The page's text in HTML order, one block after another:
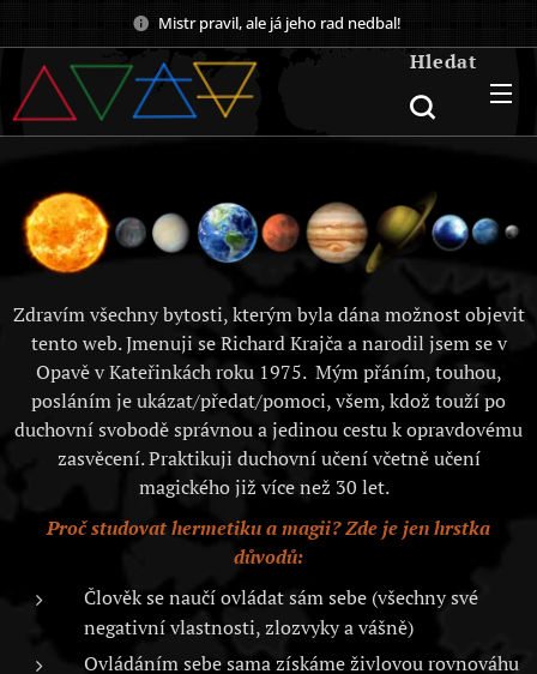
Mistr pravil, ale já jeho rad nedbal!
Hledat
Zdravím všechny bytosti, kterým byla dána možnost objevit
tento web. Jmenuji se Richard Krajča a narodil jsem se v
Opavě v Kateřinkách roku 1975. Mým přáním, touhou,
posláním je ukázat/předat/pomoci, všem, kdož touží po
duchovní svobodě správnou a jedinou cestu k opravdovému
zasvěcení. Praktikuji duchovní učení včetně učení
magického již více než 30 let.
Proč studovat hermetiku a magii? Zde je jen hrstka
důvodů:
Člověk se naučí ovládat sám sebe (všechny své
negativní vlastnosti, zlozvyky a vášně)
Ovládáním sebe sama získáme živlovou rovnováhu